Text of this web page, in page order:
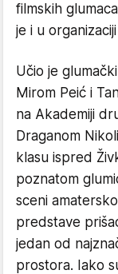
filmskih
je i u
Učio je
Mirom Peić i
na Akademiji
Draganom
klasu ispred
poznatom
sceni
predstave
jedan od
prostora. Iako